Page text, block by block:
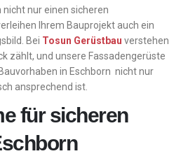
nur einen sicheren
Ihrem Bauprojekt auch ein
Bei Tosun Gerüstbau verstehen
zählt, und unsere Fassadengerüste
in Eschborn nicht nur
ansprechend ist.
für sicheren